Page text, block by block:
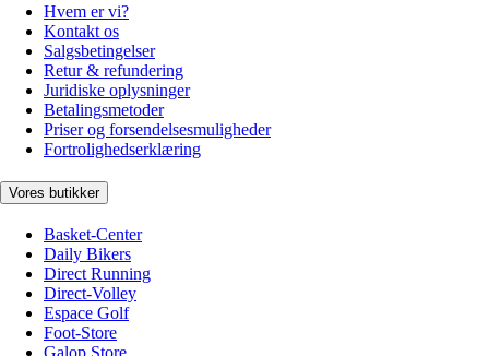
Hvem er vi?
Kontakt os
Salgsbetingelser
Retur & refundering
Juridiske oplysninger
Betalingsmetoder
Priser og forsendelsesmuligheder
Fortrolighedserklæring
Vores butikker
Basket-Center
Daily Bikers
Direct Running
Direct-Volley
Espace Golf
Foot-Store